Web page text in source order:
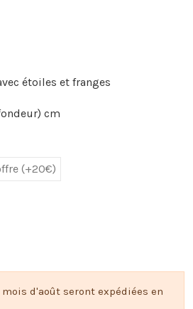
étoiles et franges
cm
(+20€)
d'août seront expédiées en